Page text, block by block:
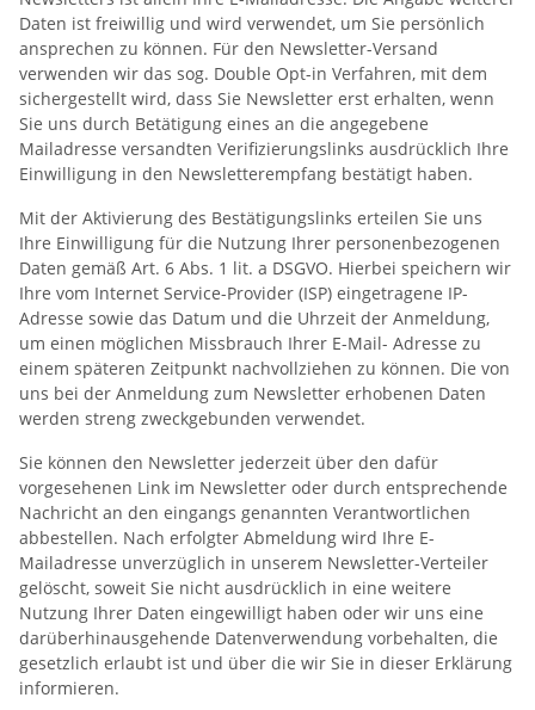
Daten ist freiwillig und wird verwendet, um Sie persönlich
ansprechen zu können. Für den Newsletter-Versand
verwenden wir das sog. Double Opt-in Verfahren, mit dem
sichergestellt wird, dass Sie Newsletter erst erhalten, wenn
Sie uns durch Betätigung eines an die angegebene
Mailadresse versandten Verifizierungslinks ausdrücklich Ihre
Einwilligung in den Newsletterempfang bestätigt haben.
Mit der Aktivierung des Bestätigungslinks erteilen Sie uns
Ihre Einwilligung für die Nutzung Ihrer personenbezogenen
Daten gemäß Art. 6 Abs. 1 lit. a DSGVO. Hierbei speichern wir
Ihre vom Internet Service-Provider (ISP) eingetragene IP-
Adresse sowie das Datum und die Uhrzeit der Anmeldung,
um einen möglichen Missbrauch Ihrer E-Mail- Adresse zu
einem späteren Zeitpunkt nachvollziehen zu können. Die von
uns bei der Anmeldung zum Newsletter erhobenen Daten
werden streng zweckgebunden verwendet.
Sie können den Newsletter jederzeit über den dafür
vorgesehenen Link im Newsletter oder durch entsprechende
Nachricht an den eingangs genannten Verantwortlichen
abbestellen. Nach erfolgter Abmeldung wird Ihre E-
Mailadresse unverzüglich in unserem Newsletter-Verteiler
gelöscht, soweit Sie nicht ausdrücklich in eine weitere
Nutzung Ihrer Daten eingewilligt haben oder wir uns eine
darüberhinausgehende Datenverwendung vorbehalten, die
gesetzlich erlaubt ist und über die wir Sie in dieser Erklärung
informieren.